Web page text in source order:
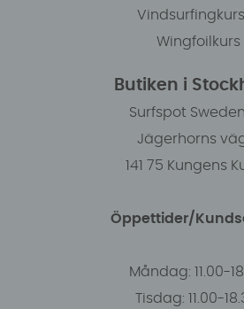
Wingfoilkurs
Butiken i
Surfspot
Jägerhorns
141 75 Kungens
Öppettider/
Måndag: 11.00-
Tisdag: 11.00-